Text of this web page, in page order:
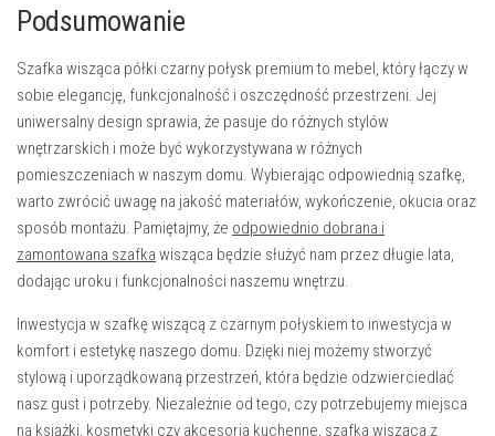
Podsumowanie
Szafka wisząca półki czarny połysk premium to mebel, który łączy w
sobie elegancję, funkcjonalność i oszczędność przestrzeni. Jej
uniwersalny design sprawia, że pasuje do różnych stylów
wnętrzarskich i może być wykorzystywana w różnych
pomieszczeniach w naszym domu. Wybierając odpowiednią szafkę,
warto zwrócić uwagę na jakość materiałów, wykończenie, okucia oraz
sposób montażu. Pamiętajmy, że odpowiednio dobrana i
zamontowana szafka wisząca będzie służyć nam przez długie lata,
dodając uroku i funkcjonalności naszemu wnętrzu.
Inwestycja w szafkę wiszącą z czarnym połyskiem to inwestycja w
komfort i estetykę naszego domu. Dzięki niej możemy stworzyć
stylową i uporządkowaną przestrzeń, która będzie odzwierciedlać
nasz gust i potrzeby. Niezależnie od tego, czy potrzebujemy miejsca
na książki, kosmetyki czy akcesoria kuchenne, szafka wisząca z